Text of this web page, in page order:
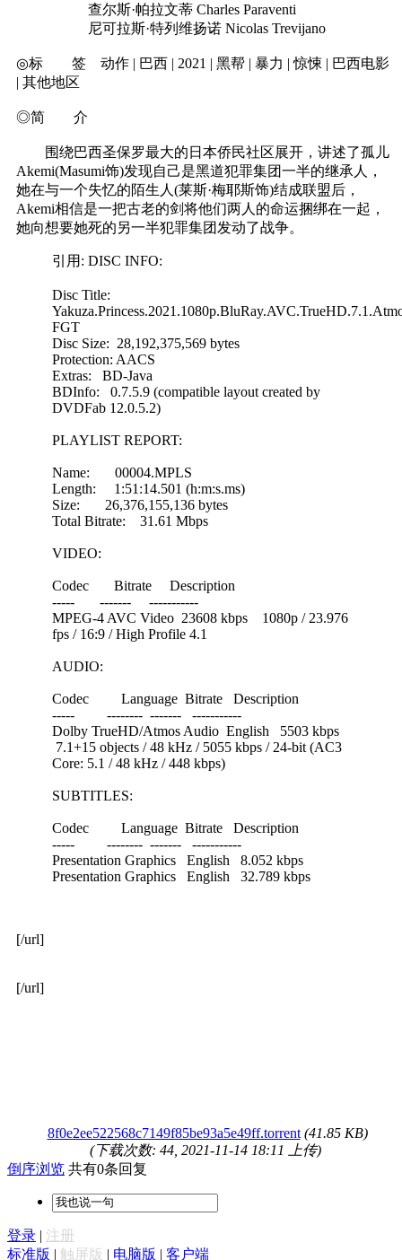
查尔斯·帕拉文蒂 Charles Paraventi
尼可拉斯·特列维扬诺 Nicolas Trevijano
◎标 签 动作 | 巴西 | 2021 | 黑帮 | 暴力 | 惊悚 | 巴西电影
| 其他地区
◎简 介
围绕巴西圣保罗最大的日本侨民社区展开，讲述了孤儿
Akemi(Masumi饰)发现自己是黑道犯罪集团一半的继承人，
她在与一个失忆的陌生人(莱斯·梅耶斯饰)结成联盟后，
Akemi相信是一把古老的剑将他们两人的命运捆绑在一起，
她向想要她死的另一半犯罪集团发动了战争。
引用: DISC INFO:
Disc Title:
FGT
Disc Size: 28,192,375,569 bytes
Protection: AACS
Extras: BD-Java
BDInfo: 0.7.5.9 (compatible layout created by
DVDFab 12.0.5.2)
PLAYLIST REPORT:
Name: 00004.MPLS
Length: 1:51:14.501 (h:m:s.ms)
Size: 26,376,155,136 bytes
Total Bitrate: 31.61 Mbps
VIDEO:
Codec Bitrate Description
----- ------- -----------
MPEG-4 AVC Video 23608 kbps 1080p / 23.976
fps / 16:9 / High Profile 4.1
AUDIO:
Codec Language Bitrate Description
----- -------- ------- -----------
Dolby TrueHD/Atmos Audio English 5503 kbps
7.1+15 objects / 48 kHz / 5055 kbps / 24-bit (AC3
Core: 5.1 / 48 kHz / 448 kbps)
SUBTITLES:
Codec Language Bitrate Description
----- -------- ------- -----------
Presentation Graphics English 8.052 kbps
Presentation Graphics English 32.789 kbps
[/url]
[/url]
8f0e2ee522568c7149f85be93a5e49ff.torrent (41.85 KB)
(下载次数: 44, 2021-11-14 18:11 上传)
倒序浏览 共有0条回复
登录 | 注册
标准版 | 触屏版 | 电脑版 | 客户端